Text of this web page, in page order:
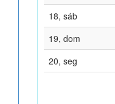
18, sáb
19, dom
20, seg